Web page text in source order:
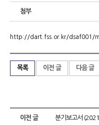
첨부
http://dart.fss.or.kr/dsaf001/
목록 이전 글 다음 글
이전 글 분기보고서